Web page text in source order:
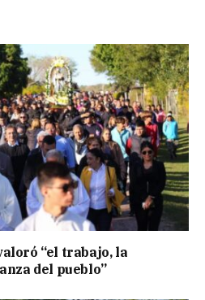
“el trabajo, la
del pueblo”